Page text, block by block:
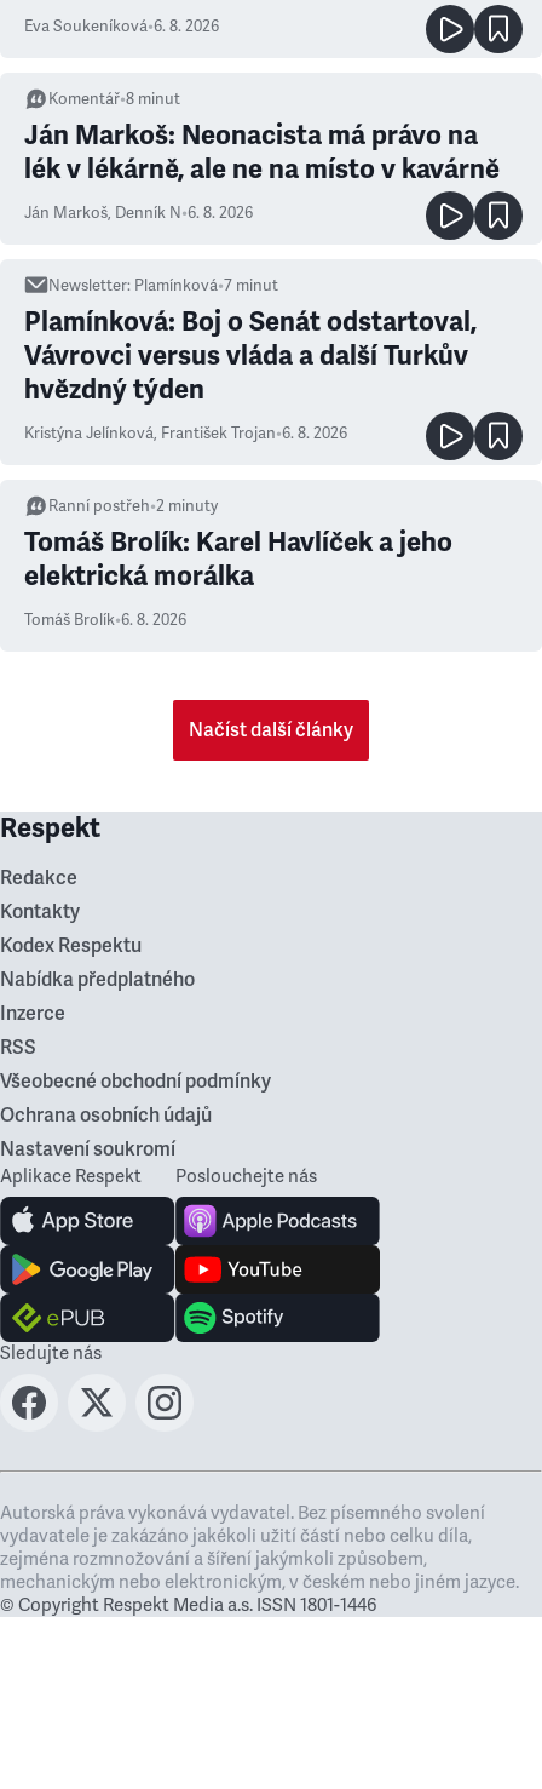
Eva Soukeníková•6. 8. 2026
Komentář•8 minut
Ján Markoš: Neonacista má právo na
lék v lékárně, ale ne na místo v kavárně
Ján Markoš, Denník N•6. 8. 2026
Newsletter: Plamínková•7 minut
Plamínková: Boj o Senát odstartoval,
Vávrovci versus vláda a další Turkův
hvězdný týden
Kristýna Jelínková, František Trojan•6. 8. 2026
Ranní postřeh•2 minuty
Tomáš Brolík: Karel Havlíček a jeho
elektrická morálka
Tomáš Brolík•6. 8. 2026
Načíst další články
Respekt
Redakce
Kontakty
Kodex Respektu
Nabídka předplatného
Inzerce
RSS
Všeobecné obchodní podmínky
Ochrana osobních údajů
Nastavení soukromí
Aplikace Respekt Poslouchejte nás
Sledujte nás
Autorská práva vykonává vydavatel. Bez písemného svolení
vydavatele je zakázáno jakékoli užití částí nebo celku díla,
zejména rozmnožování a šíření jakýmkoli způsobem,
mechanickým nebo elektronickým, v českém nebo jiném jazyce.
© Copyright Respekt Media a.s. ISSN 1801-1446